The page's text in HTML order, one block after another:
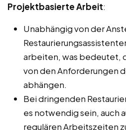
Projektbasierte Arbeit:
Unabhängig von der
arbeiten, was bedeutet,
von den Anforderungen
abhängen.
Bei dringenden
es notwendig sein, auch
regulären Arbeitszeiten